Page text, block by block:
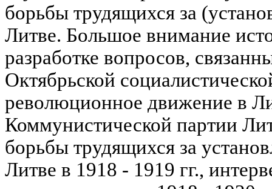
борьбы трудящихся за
Литве. Большое внимание
разработке вопросов,
Октябрьской
революционное движение в
Коммунистической партии
борьбы трудящихся за
Литве в 1918 - 1919 гг.,